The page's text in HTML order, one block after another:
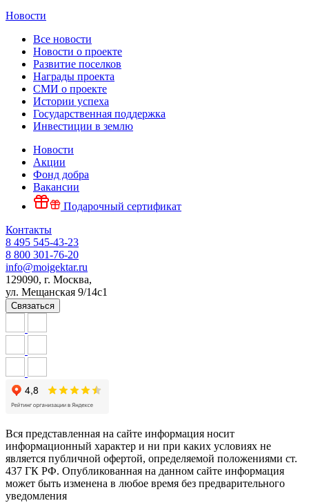
Новости
Все новости
Новости о проекте
Развитие поселков
Награды проекта
СМИ о проекте
Истории успеха
Государственная поддержка
Инвестиции в землю
Новости
Акции
Фонд добра
Вакансии
Подарочный сертификат
Контакты
8 495 545-43-23
8 800 301-76-20
info@moigektar.ru
129090, г. Москва,
ул. Мещанская 9/14с1
Связаться
Вся представленная на сайте информация носит
информационный характер и ни при каких условиях не
является публичной офертой, определяемой положениями ст.
437 ГК РФ. Опубликованная на данном сайте информация
может быть изменена в любое время без предварительного
уведомления